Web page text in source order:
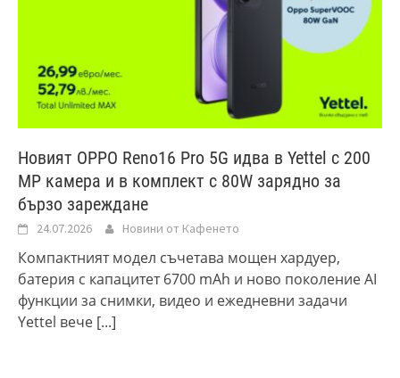
Новият OPPO Reno16 Pro 5G идва в Yettel с 200
MP камера и в комплект с 80W зарядно за
бързо зареждане
24.07.2026 Новини от Кафенето
Компактният модел съчетава мощен хардуер,
батерия с капацитет 6700 mAh и ново поколение AI
функции за снимки, видео и ежедневни задачи
Yettel вече [...]